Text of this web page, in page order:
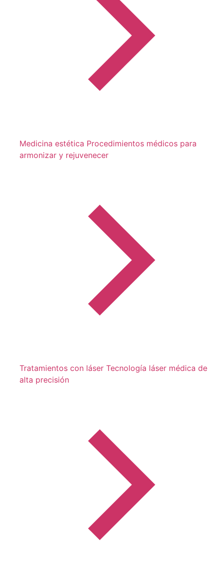
Medicina estética Procedimientos médicos para
armonizar y rejuvenecer
Tratamientos con láser Tecnología láser médica de
alta precisión